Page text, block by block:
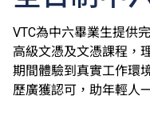
VTC為中六畢業生提供
高級文憑及文憑課程，
期間體驗到真實工作環
歷廣獲認可，助年輕人